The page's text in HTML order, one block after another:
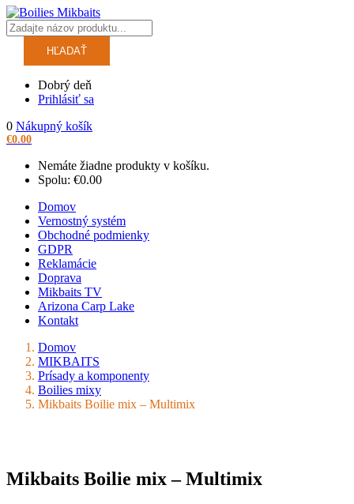
HĽADAŤ
Dobrý deň
Prihlásiť sa
0 Nákupný košík
€0.00
Nemáte žiadne produkty v košíku.
Spolu: €0.00
Domov
Vernostný systém
Obchodné podmienky
GDPR
Reklamácie
Doprava
Mikbaits TV
Arizona Carp Lake
Kontakt
Domov
MIKBAITS
Prísady a komponenty
Boilies mixy
Mikbaits Boilie mix – Multimix
Mikbaits Boilie mix – Multimix